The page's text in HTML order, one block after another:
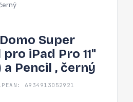
Super
iPad Pro 11"
a Pencil , černý
EAN: 6934913052921